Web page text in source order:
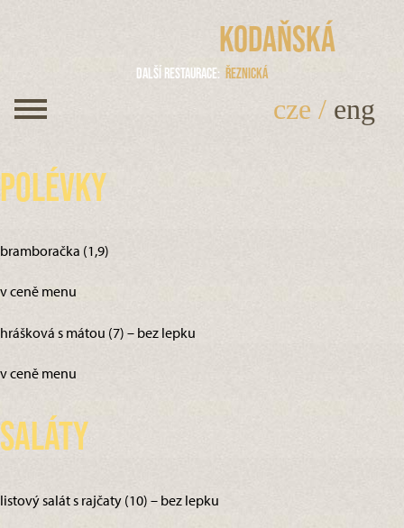
Kodaňská
Další restaurace Řeznická
cze / eng
Polévky
bramboračka (1,9)
v ceně menu
hrášková s mátou (7) – bez lepku
v ceně menu
Saláty
listový salát s rajčaty (10) – bez lepku